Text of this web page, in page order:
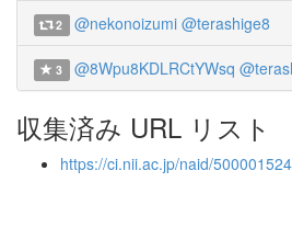
2 @nekonoizumi @terashige8
3 @8Wpu8KDLRCtYWsq
収集済み URL リスト
https://ci.nii.ac.jp/naid/